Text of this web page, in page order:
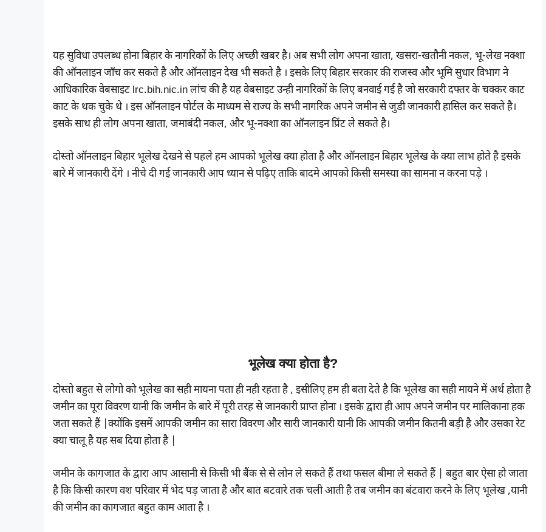
यह सुविधा उपलब्ध होना बिहार के नागरिकों के लिए अच्छी खबर है। अब सभी लोग अपना खाता, खसरा-खतौनी नकल, भू-लेख नक्शा
की ऑनलाइन जाँच कर सकते है और ऑनलाइन देख भी सकते है । इसके लिए बिहार सरकार की राजस्व और भूमि सुधार विभाग ने
आधिकारिक वेबसाइट lrc.bih.nic.in लांच की है यह वेबसाइट उन्ही नागरिकों के लिए बनवाई गई है जो सरकारी दफ्तर के चक्कर काट
काट के थक चुके थे । इस ऑनलाइन पोर्टल के माध्यम से राज्य के सभी नागरिक अपने जमीन से जुडी जानकारी हासिल कर सकते है।
इसके साथ ही लोग अपना खाता, जमाबंदी नकल, और भू-नक्शा का ऑनलाइन प्रिंट ले सकते है।
दोस्तो ऑनलाइन बिहार भूलेख देखने से पहले हम आपको भूलेख क्या होता है और ऑनलाइन बिहार भूलेख के क्या लाभ होते है इसके
बारे में जानकारी देंगे । नीचे दी गई जानकारी आप ध्यान से पढ़िए ताकि बादमे आपको किसी समस्या का सामना न करना पड़े ।
भूलेख क्या होता है?
दोस्तो बहुत से लोगो को भूलेख का सही मायना पता ही नही रहता है , इसीलिए हम ही बता देते है कि भूलेख का सही मायने में अर्थ होता है
जमीन का पूरा विवरण यानी कि जमीन के बारे में पूरी तरह से जानकारी प्राप्त होना । इसके द्वारा ही आप अपने जमीन पर मालिकाना हक
जता सकते हैं |क्योंकि इसमें आपकी जमीन का सारा विवरण और सारी जानकारी यानी कि आपकी जमीन कितनी बड़ी है और उसका रेट
क्या चालू है यह सब दिया होता है |
जमीन के कागजात के द्वारा आप आसानी से किसी भी बैंक से से लोन ले सकते हैं तथा फसल बीमा ले सकते हैं | बहुत बार ऐसा हो जाता
है कि किसी कारण वश परिवार में भेद पड़ जाता है और बात बटवारे तक चली आती है तब जमीन का बंटवारा करने के लिए भूलेख ,यानी
की जमीन का कागजात बहुत काम आता है ।